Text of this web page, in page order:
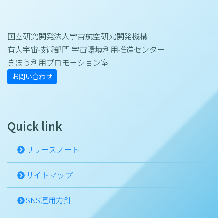
国立研究開発法人宇宙航空研究開発機構
有人宇宙技術部門 宇宙環境利用推進センター
きぼう利用プロモーション室
お問い合わせ
Quick link
リリースノート
サイトマップ
SNS運用方針